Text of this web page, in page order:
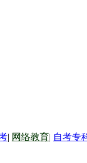
| 网络教育| 自考专